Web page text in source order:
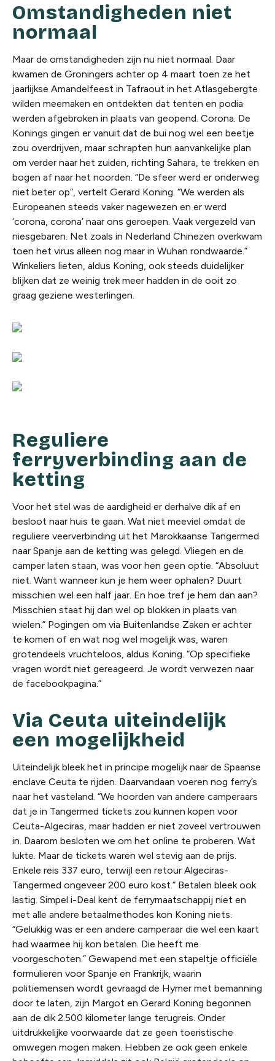
Omstandigheden niet
normaal
Maar de omstandigheden zijn nu niet normaal. Daar
kwamen de Groningers achter op 4 maart toen ze het
jaarlijkse Amandelfeest in Tafraout in het Atlasgebergte
wilden meemaken en ontdekten dat tenten en podia
werden afgebroken in plaats van geopend. Corona. De
Konings gingen er vanuit dat de bui nog wel een beetje
zou overdrijven, maar schrapten hun aanvankelijke plan
om verder naar het zuiden, richting Sahara, te trekken en
bogen af naar het noorden. “De sfeer werd er onderweg
niet beter op”, vertelt Gerard Koning. “We werden als
Europeanen steeds vaker nagewezen en er werd
‘corona, corona’ naar ons geroepen. Vaak vergezeld van
niesgebaren. Net zoals in Nederland Chinezen overkwam
toen het virus alleen nog maar in Wuhan rondwaarde.”
Winkeliers lieten, aldus Koning, ook steeds duidelijker
blijken dat ze weinig trek meer hadden in de ooit zo
graag geziene westerlingen.
Reguliere
ferryverbinding aan de
ketting
Voor het stel was de aardigheid er derhalve dik af en
besloot naar huis te gaan. Wat niet meeviel omdat de
reguliere veerverbinding uit het Marokkaanse Tangermed
naar Spanje aan de ketting was gelegd. Vliegen en de
camper laten staan, was voor hen geen optie. “Absoluut
niet. Want wanneer kun je hem weer ophalen? Duurt
misschien wel een half jaar. En hoe tref je hem dan aan?
Misschien staat hij dan wel op blokken in plaats van
wielen.” Pogingen om via Buitenlandse Zaken er achter
te komen of en wat nog wel mogelijk was, waren
grotendeels vruchteloos, aldus Koning. “Op specifieke
vragen wordt niet gereageerd. Je wordt verwezen naar
de facebookpagina.”
Via Ceuta uiteindelijk
een mogelijkheid
Uiteindelijk bleek het in principe mogelijk naar de Spaanse
enclave Ceuta te rijden. Daarvandaan voeren nog ferry’s
naar het vasteland. “We hoorden van andere camperaars
dat je in Tangermed tickets zou kunnen kopen voor
Ceuta-Algeciras, maar hadden er niet zoveel vertrouwen
in. Daarom besloten we om het online te proberen. Wat
lukte. Maar de tickets waren wel stevig aan de prijs.
Enkele reis 337 euro, terwijl een retour Algeciras-
Tangermed ongeveer 200 euro kost.” Betalen bleek ook
lastig. Simpel i-Deal kent de ferrymaatschappij niet en
met alle andere betaalmethodes kon Koning niets.
“Gelukkig was er een andere camperaar die wel een kaart
had waarmee hij kon betalen. Die heeft me
voorgeschoten.” Gewapend met een stapeltje officiële
formulieren voor Spanje en Frankrijk, waarin
politiemensen wordt gevraagd de Hymer met bemanning
door te laten, zijn Margot en Gerard Koning begonnen
aan de dik 2.500 kilometer lange terugreis. Onder
uitdrukkelijke voorwaarde dat ze geen toeristische
omwegen mogen maken. Hebben ze ook geen enkele